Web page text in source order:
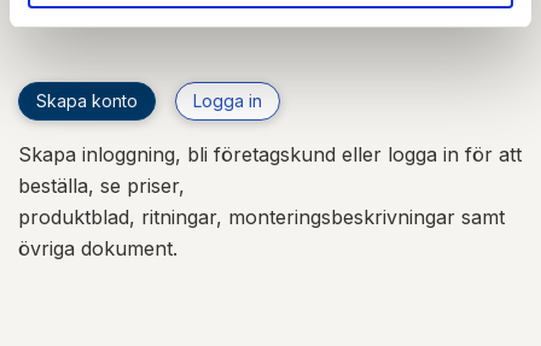
aktuella som möjligt.
Skapa konto Logga in
Skapa inloggning, bli företagskund eller logga in för att
beställa, se priser,
produktblad, ritningar, monteringsbeskrivningar samt
övriga dokument.